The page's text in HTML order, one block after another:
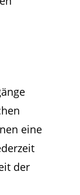
eine
der